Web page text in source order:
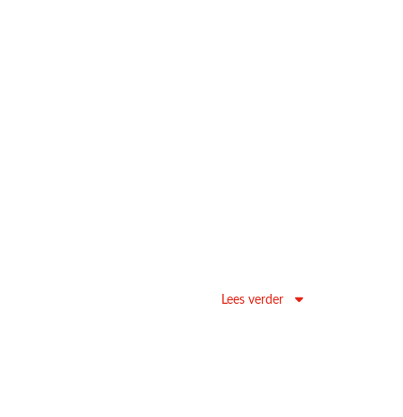
Lees verder